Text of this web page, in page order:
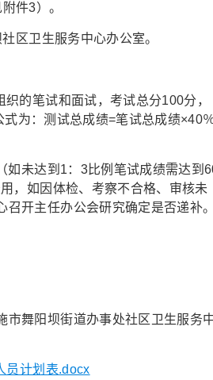
件3）。
区卫生服务中心办公室。
的笔试和面试，考试总分100分，
为：测试总成绩=笔试总成绩×40
如未达到1：3比例笔试成绩需达到
，如因体检、考察不合格、审核未
召开主任办公会研究确定是否递补
市舞阳坝街道办事处社区卫生服务
员计划表.docx